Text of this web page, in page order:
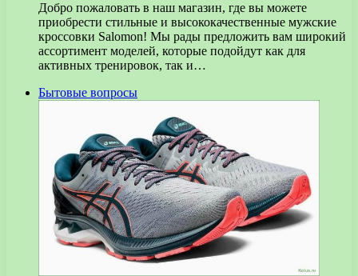
Добро пожаловать в наш магазин, где вы можете
приобрести стильные и высококачественные мужские
кроссовки Salomon! Мы рады предложить вам широкий
ассортимент моделей, которые подойдут как для
активных тренировок, так и…
Бытовые вопросы